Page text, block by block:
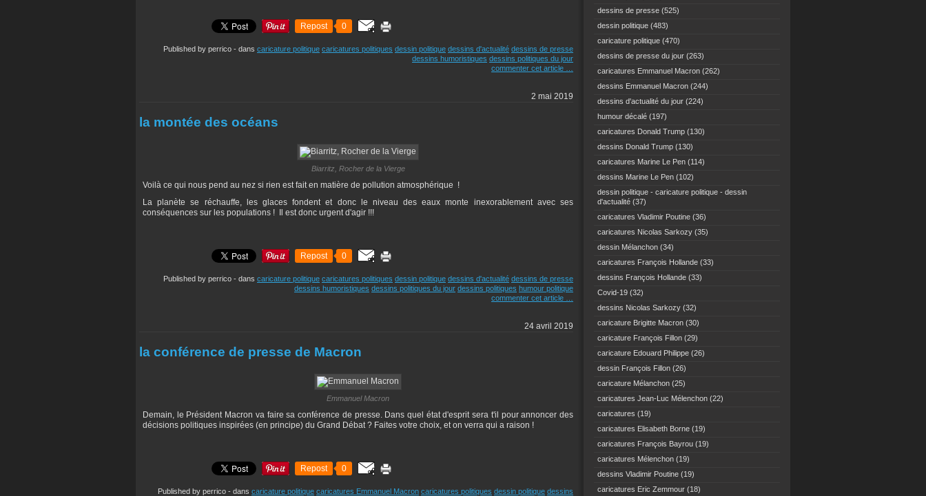
Repost 0
Published by perrico - dans caricature politique caricatures politiques dessin politique dessins d'actualité dessins de presse
dessins humoristiques dessins politiques du jour
commenter cet article
2 mai 2019
la montée des océans
Biarritz, Rocher de la Vierge
Voilà ce qui nous pend au nez si rien est fait en matière de pollution atmosphérique !
La planète se réchauffe, les glaces fondent et donc le niveau des eaux monte inexorablement avec ses
conséquences sur les populations ! Il est donc urgent d'agir !!!
Repost 0
Published by perrico - dans caricature politique caricatures politiques dessin politique dessins d'actualité dessins de presse
dessins humoristiques dessins politiques du jour dessins politiques humour politique
commenter cet article
24 avril 2019
la conférence de presse de Macron
Emmanuel Macron
Demain, le Président Macron va faire sa conférence de presse. Dans quel état d'esprit sera t'il pour annoncer des
décisions politiques inspirées (en principe) du Grand Débat ? Faites votre choix, et on verra qui a raison !
Repost 0
Published by perrico - dans caricature politique caricatures Emmanuel Macron caricatures politiques dessin politique dessins
dessins de presse (525)
dessin politique (483)
caricature politique (470)
dessins de presse du jour (263)
caricatures Emmanuel Macron (262)
dessins Emmanuel Macron (244)
dessins d'actualité du jour (224)
humour décalé (197)
caricatures Donald Trump (130)
dessins Donald Trump (130)
caricatures Marine Le Pen (114)
dessins Marine Le Pen (102)
dessin politique - caricature politique - dessin
d'actualité (37)
caricatures Vladimir Poutine (36)
caricatures Nicolas Sarkozy (35)
dessin Mélanchon (34)
caricatures François Hollande (33)
dessins François Hollande (33)
Covid-19 (32)
dessins Nicolas Sarkozy (32)
caricature Brigitte Macron (30)
caricature François Fillon (29)
caricature Edouard Philippe (26)
dessin François Fillon (26)
caricature Mélanchon (25)
caricatures Jean-Luc Mélenchon (22)
caricatures (19)
caricatures Elisabeth Borne (19)
caricatures François Bayrou (19)
caricatures Mélenchon (19)
dessins Vladimir Poutine (19)
caricatures Eric Zemmour (18)